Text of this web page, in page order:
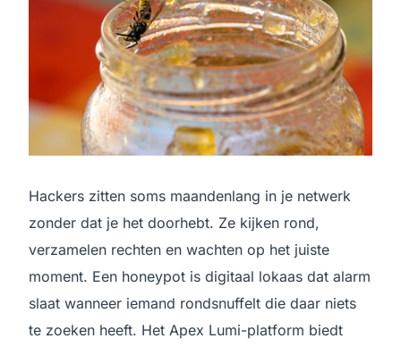
Hackers zitten soms maandenlang in je netwerk
zonder dat je het doorhebt. Ze kijken rond,
verzamelen rechten en wachten op het juiste
moment. Een honeypot is digitaal lokaas dat alarm
slaat wanneer iemand rondsnuffelt die daar niets
te zoeken heeft. Het Apex Lumi-platform biedt